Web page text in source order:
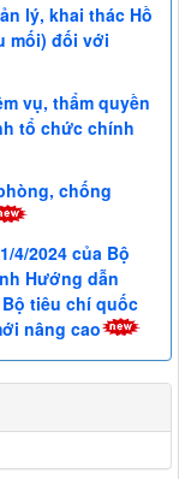
lý, khai thác Hồ
mối) đối với
vụ, thẩm quyền
tổ chức chính
chống
4/2024 của Bộ
Hướng dẫn
tiêu chí quốc
nâng cao